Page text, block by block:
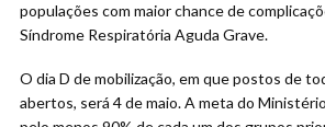
populações com maior chance de
Síndrome Respiratória Aguda Grave.
O dia D de mobilização, em que postos de
abertos, será 4 de maio. A meta do